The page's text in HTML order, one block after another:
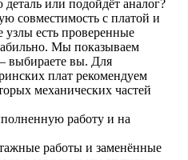
или подойдёт аналог?
совместимость с платой и
есть проверенные
Мы показываем
выбираете вы. Для
плат рекомендуем
механических частей
работу и на
работы и заменённые